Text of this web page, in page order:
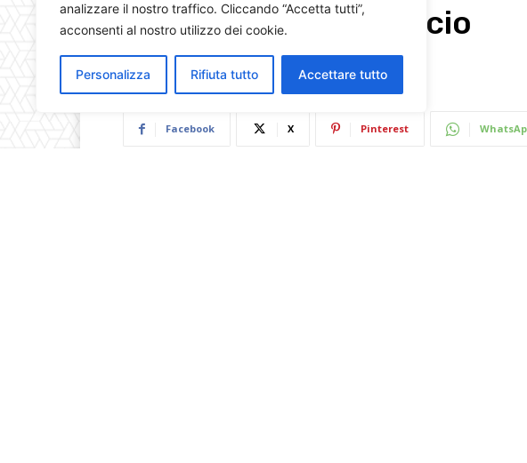
analizzare il nostro traffico. Cliccando “Accetta tutti”,
acconsenti al nostro utilizzo dei cookie.
Personalizza Rifiuta tutto Accettare tutto